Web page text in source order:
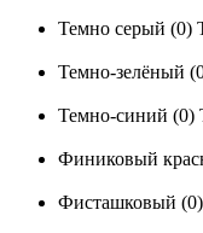
Темно серый (0)
Темно-зелёный
Темно-синий (0)
Финиковый
Фисташковый (0)